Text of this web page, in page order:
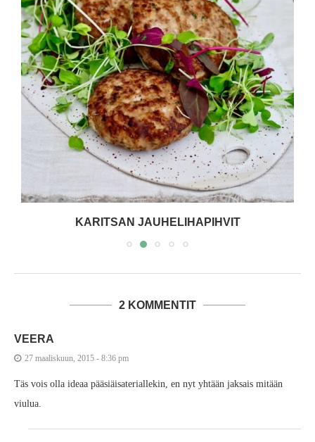
KARITSAN JAUHELIHAPIHVIT
2 KOMMENTIT
VEERA
27 maaliskuun, 2015 - 8:36 pm
Täs vois olla ideaa pääsiäisateriallekin, en nyt yhtään jaksais mitään
viulua.